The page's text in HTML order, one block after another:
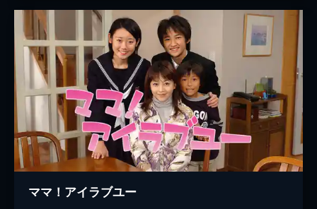
ママ！アイラブユー